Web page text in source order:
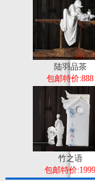
陆羽品茶
包邮特价:888
竹之语
包邮特价:1999